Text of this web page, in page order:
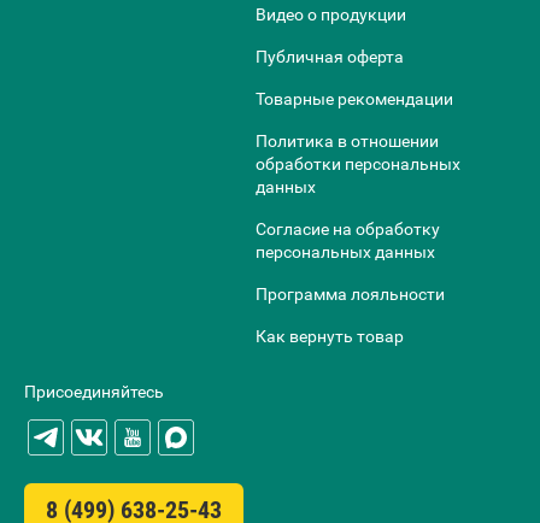
Видео о продукции
Публичная оферта
Товарные рекомендации
Политика в отношении
обработки персональных
данных
Согласие на обработку
персональных данных
Программа лояльности
Как вернуть товар
Присоединяйтесь
8 (499) 638-25-43